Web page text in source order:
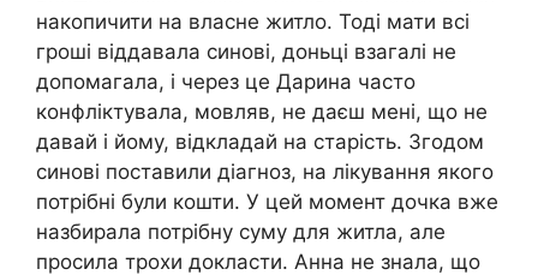
накопичити на власне житло. Тоді мати всі
гроші віддавала синові, доньці взагалі не
допомагала, і через це Дарина часто
конфліктувала, мовляв, не даєш мені, що не
давай і йому, відкладай на старість. Згодом
синові поставили діагноз, на лікування якого
потрібні були кошти. У цей момент дочка вже
назбирала потрібну суму для житла, але
просила трохи докласти. Анна не знала, що